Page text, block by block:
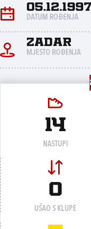
DATUM ROĐENJA
Zadar
MJESTO ROĐENJA
14
NASTUPI
0
UŠAO S KLUPE